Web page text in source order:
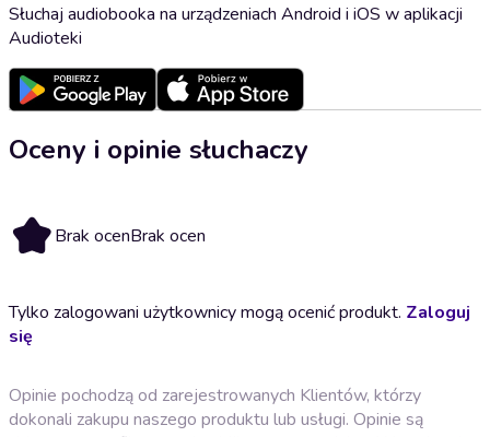
Słuchaj audiobooka na urządzeniach Android i iOS w aplikacji
Audioteki
Oceny i opinie słuchaczy
Brak ocenBrak ocen
Tylko zalogowani użytkownicy mogą ocenić produkt. Zaloguj
się
Opinie pochodzą od zarejestrowanych Klientów, którzy
dokonali zakupu naszego produktu lub usługi. Opinie są